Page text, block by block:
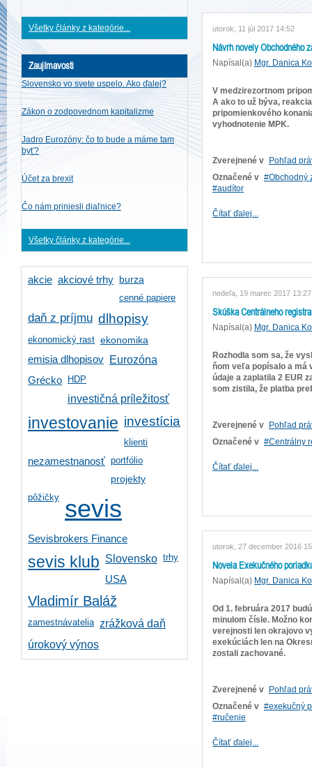
Všetky články z kategórie...
Zaujímavosti
Slovensko vo svete uspelo. Ako ďalej?
Zákon o zodpovednom kapitalizme
Jadro Eurozóny: čo to bude a máme tam
byť?
Účet za brexit
Čo nám priniesli diaľnice?
Všetky články z kategórie...
akcie akciové trhy burza
cenné papiere
daň z príjmu dlhopisy
ekonomický rast ekonomika
emisia dlhopisov
Eurozóna
Grécko HDP
investičná príležitosť
investovanie investícia
klienti
nezamestnanosť portfólio
projekty
pôžičky sevis
Sevisbrokers Finance
sevis klub Slovensko trhy
USA
Vladimír Baláž
zamestnávatelia zrážková daň
úrokový výnos
utorok, 11 júl 2017 14:52
Návrh novely Obchodného
Napísal(a) Mgr. Danica
V medzirezortnom
A ako to už býva,
pripomienkového
vyhodnotenie MPK.
Zverejnené v
Pohľad
Označené v
Obchodný
audítor
Čítať ďalej...
nedeľa, 19 marec 2017 13:27
Skúška Centrálneho
Napísal(a) Mgr. Danica
Rozhodla som sa, že
ňom veľa popísalo a má
údaje a zaplatila 2 EUR
som zistila, že platba
Zverejnené v
Pohľad
Označené v
Centrálny
Čítať ďalej...
utorok, 27 december 2016
Novela Exekučného
Napísal(a) Mgr. Danica
Od 1. februára 2017
minulom čísle. Možno
verejnosti len okrajovo
exekúciách len na
zostali zachované.
Zverejnené v
Pohľad
Označené v
exekučný
ručenie
Čítať ďalej...